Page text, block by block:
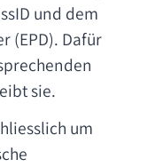
und dem
(EPD). Dafür
sie.
um